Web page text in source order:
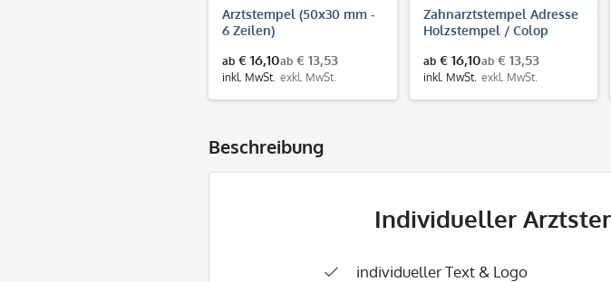
Arztstempel (50x30 mm -
6 Zeilen)
ab € 16,10
inkl. MwSt.
ab € 13,53
exkl. MwSt.
Zahnarztstempel Adresse
Holzstempel / Colop
Zeilen)
ab€ 16,10
inkl. MwSt.
ab€ 13,53
exkl. MwSt.
Beschreibung
Individueller
individueller Text & Logo